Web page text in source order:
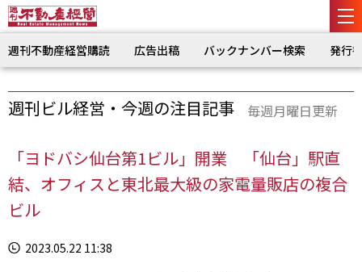
週刊不動産経営購読 広告出稿 バックナンバー検索 発行
週刊ビル経営・今週の注目記事 毎週月曜日更新
「ヨドバシ仙台第1ビル」開業 「仙台」駅直
結、オフィスと東北最大級の家電量販店の複合
ビル
2023.05.22 11:38